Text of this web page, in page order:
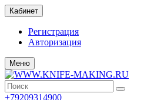
Кабинет
Регистрация
Авторизация
Меню
+79209314900